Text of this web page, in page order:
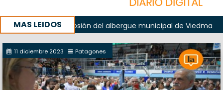
MAS LEIDOS
en la explosión del albergue municipal de Viedma La
investigue contratación de baños de la Feria
11 diciembre 2023 Patagones